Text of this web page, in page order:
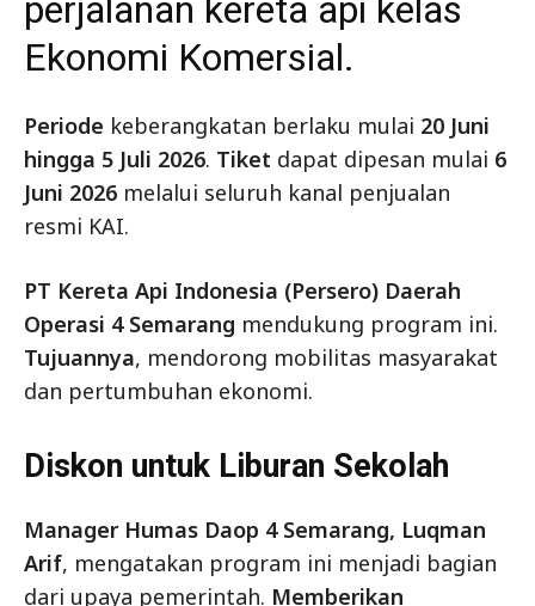
perjalanan kereta api kelas
Ekonomi Komersial.
Periode keberangkatan berlaku mulai 20 Juni
hingga 5 Juli 2026. Tiket dapat dipesan mulai 6
Juni 2026 melalui seluruh kanal penjualan
resmi KAI.
PT Kereta Api Indonesia (Persero) Daerah
Operasi 4 Semarang mendukung program ini.
Tujuannya, mendorong mobilitas masyarakat
dan pertumbuhan ekonomi.
Diskon untuk Liburan Sekolah
Manager Humas Daop 4 Semarang, Luqman
Arif, mengatakan program ini menjadi bagian
dari upaya pemerintah. Memberikan